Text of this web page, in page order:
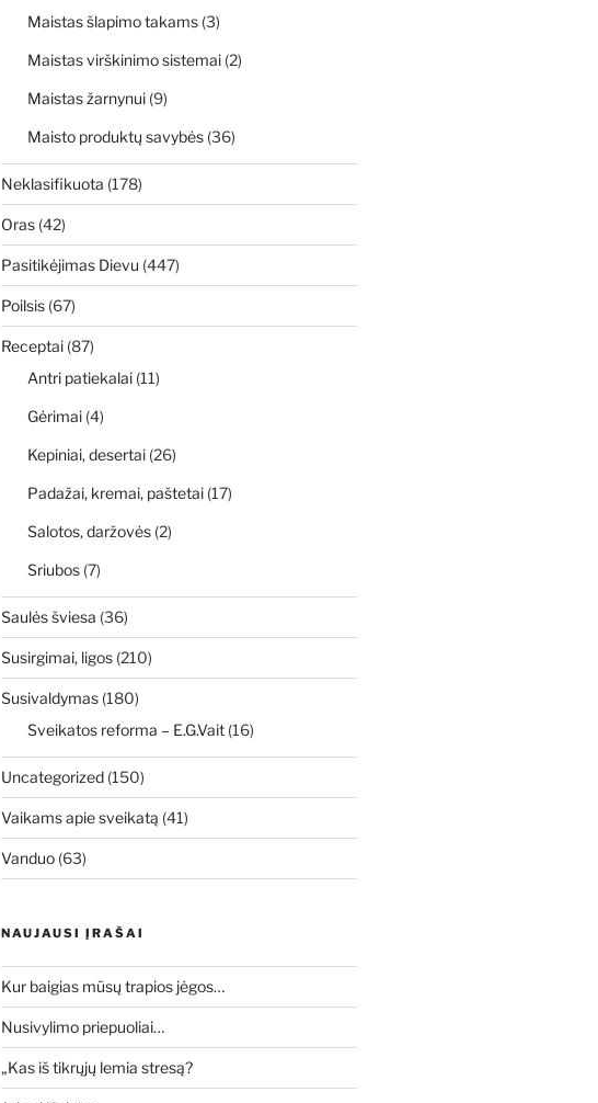
Maistas šlapimo takams(3)
Maistas virškinimo sistemai(2)
Maistas žarnynui(9)
Maisto produktų savybės(36)
Neklasifikuota (178)
Oras(42)
Pasitikėjimas Dievu (447)
Poilsis(67)
Receptai(87)
Antri patiekalai(11)
Gėrimai(4)
Kepiniai, desertai(26)
Padažai, kremai, paštetai(17)
Salotos, daržovės(2)
Sriubos(7)
Saulės šviesa (36)
Susirgimai, ligos(210)
Susivaldymas(180)
Sveikatos reforma – E.G.Vait(16)
Uncategorized(150)
Vaikams apie sveikatą (41)
Vanduo(63)
NAUJAUSI ĮRAŠAI
Kur baigias mūsų trapios jėgos…
Nusivylimo priepuoliai…
„Kas iš tikrųjų lemia stresą?